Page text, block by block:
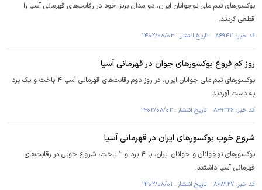
بوکسور‌های تیم ملی نوجوانان ایران، دو مدال برنز خود در رقابت‌های قهرمانی آسیا را
قطعی کردند.
کد خبر: ۸۶۹۴۱۱ تاریخ انتشار : ۱۴۰۲/۰۸/۰۳
روز کم فروغ بوکسور‌های جوان در قهرمانی آسیا
بوکسور‌های تیم ملی جوانان ایران، در روز دوم رقابت‌های قهرمانی آسیا ۴ باخت و یک برد
به دست آوردند.
کد خبر: ۸۶۹۲۲۶ تاریخ انتشار : ۱۴۰۲/۰۸/۰۲
شروع خوب بوکسور‌های ایران در قهرمانی آسیا
بوکسور‌های نوجوانان و جوانان ایران، با ۴ برد و ۲ باخت، شروع خوبی در رقابت‌های
قهرمانی آسیا داشتند.
کد خبر: ۸۶۸۹۲۷ تاریخ انتشار : ۱۴۰۲/۰۸/۰۱